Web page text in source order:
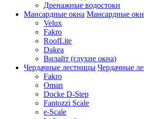
Дренажные водостоки
Мансардные окна Мансардные
Velux
Fakro
RoofLite
Dakea
Вилайт (глухие окна)
Чердачные лестницы Чердачные
Fakro
Oman
Docke D-Step
Fantozzi Scale
e-Scale